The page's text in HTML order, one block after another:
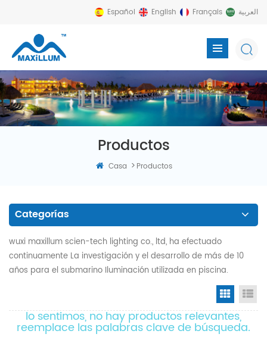
Español English Français العربية
Productos
Casa > Productos
Categorías
wuxi maxillum scien-tech lighting co., ltd, ha efectuado
continuamente La investigación y el desarrollo de más de 10
años para el submarino Iluminación utilizada en piscina.
Grid
lo sentimos, no hay productos relevantes,
reemplace las palabras clave de búsqueda.